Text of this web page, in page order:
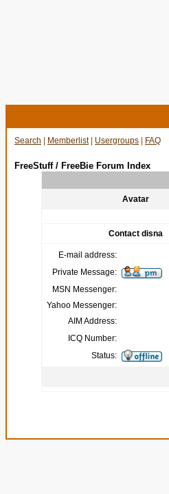
Search Memberlist| Usergroups FAQ
FreeStuff / FreeBie Forum Index
Avatar
Contact disna
E-mail address:
Private Message:
MSN Messenger:
Yahoo Messenger:
AIM Address:
ICQ Number:
Status: